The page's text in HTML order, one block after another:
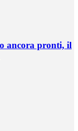
ancora pronti, il